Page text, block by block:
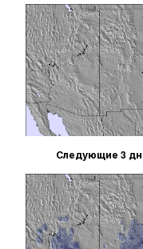
Следующие 3